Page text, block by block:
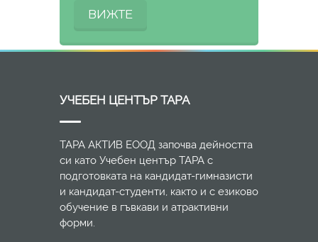
ВИЖТЕ
УЧЕБЕН ЦЕНТЪР ТАРА
ТАРА АКТИВ ЕООД започва дейността
си като Учебен център ТАРА с
подготовката на кандидат-гимназисти
и кандидат-студенти, както и с езиково
обучение в гъвкави и атрактивни
форми.